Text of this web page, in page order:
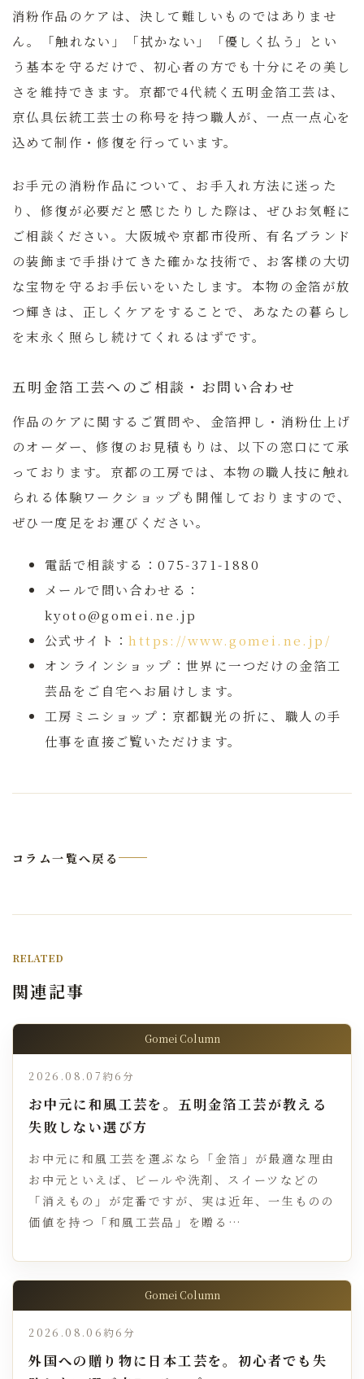
消粉作品のケアは、決して難しいものではありませ
ん。「触れない」「拭かない」「優しく払う」とい
う基本を守るだけで、初心者の方でも十分にその美し
さを維持できます。京都で4代続く五明金箔工芸は、
京仏具伝統工芸士の称号を持つ職人が、一点一点心を
込めて制作・修復を行っています。
お手元の消粉作品について、お手入れ方法に迷った
り、修復が必要だと感じたりした際は、ぜひお気軽に
ご相談ください。大阪城や京都市役所、有名ブランド
の装飾まで手掛けてきた確かな技術で、お客様の大切
な宝物を守るお手伝いをいたします。本物の金箔が放
つ輝きは、正しくケアをすることで、あなたの暮らし
を末永く照らし続けてくれるはずです。
五明金箔工芸へのご相談・お問い合わせ
作品のケアに関するご質問や、金箔押し・消粉仕上げ
のオーダー、修復のお見積もりは、以下の窓口にて承
っております。京都の工房では、本物の職人技に触れ
られる体験ワークショップも開催しておりますので、
ぜひ一度足をお運びください。
電話で相談する：075-371-1880
メールで問い合わせる：
kyoto@gomei.ne.jp
公式サイト：https://www.gomei.ne.jp/
オンラインショップ： 世界に一つだけの金箔工
芸品をご自宅へお届けします。
工房ミニショップ： 京都観光の折に、職人の手
仕事を直接ご覧いただけます。
コラム一覧へ戻る
RELATED
関連記事
Gomei Column
2026.08.07 約6分
お中元に和風工芸を。五明金箔工芸が教える
失敗しない選び方
お中元に和風工芸を選ぶなら「金箔」が最適な理由
お中元といえば、ビールや洗剤、スイーツなどの
「消えもの」が定番ですが、実は近年、一生ものの
価値を持つ「和風工芸品」を贈る…
Gomei Column
2026.08.06 約6分
外国への贈り物に日本工芸を。初心者でも失